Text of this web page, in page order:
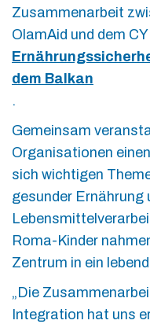
Zusammenarbeit
OlamAid und dem
dem Balkan
.
Gemeinsam
Organisationen
sich wichtigen
gesunder Ernährung
Roma-Kinder
Zentrum in ein
„Die
Integration hat uns